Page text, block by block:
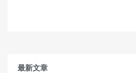
最新文章